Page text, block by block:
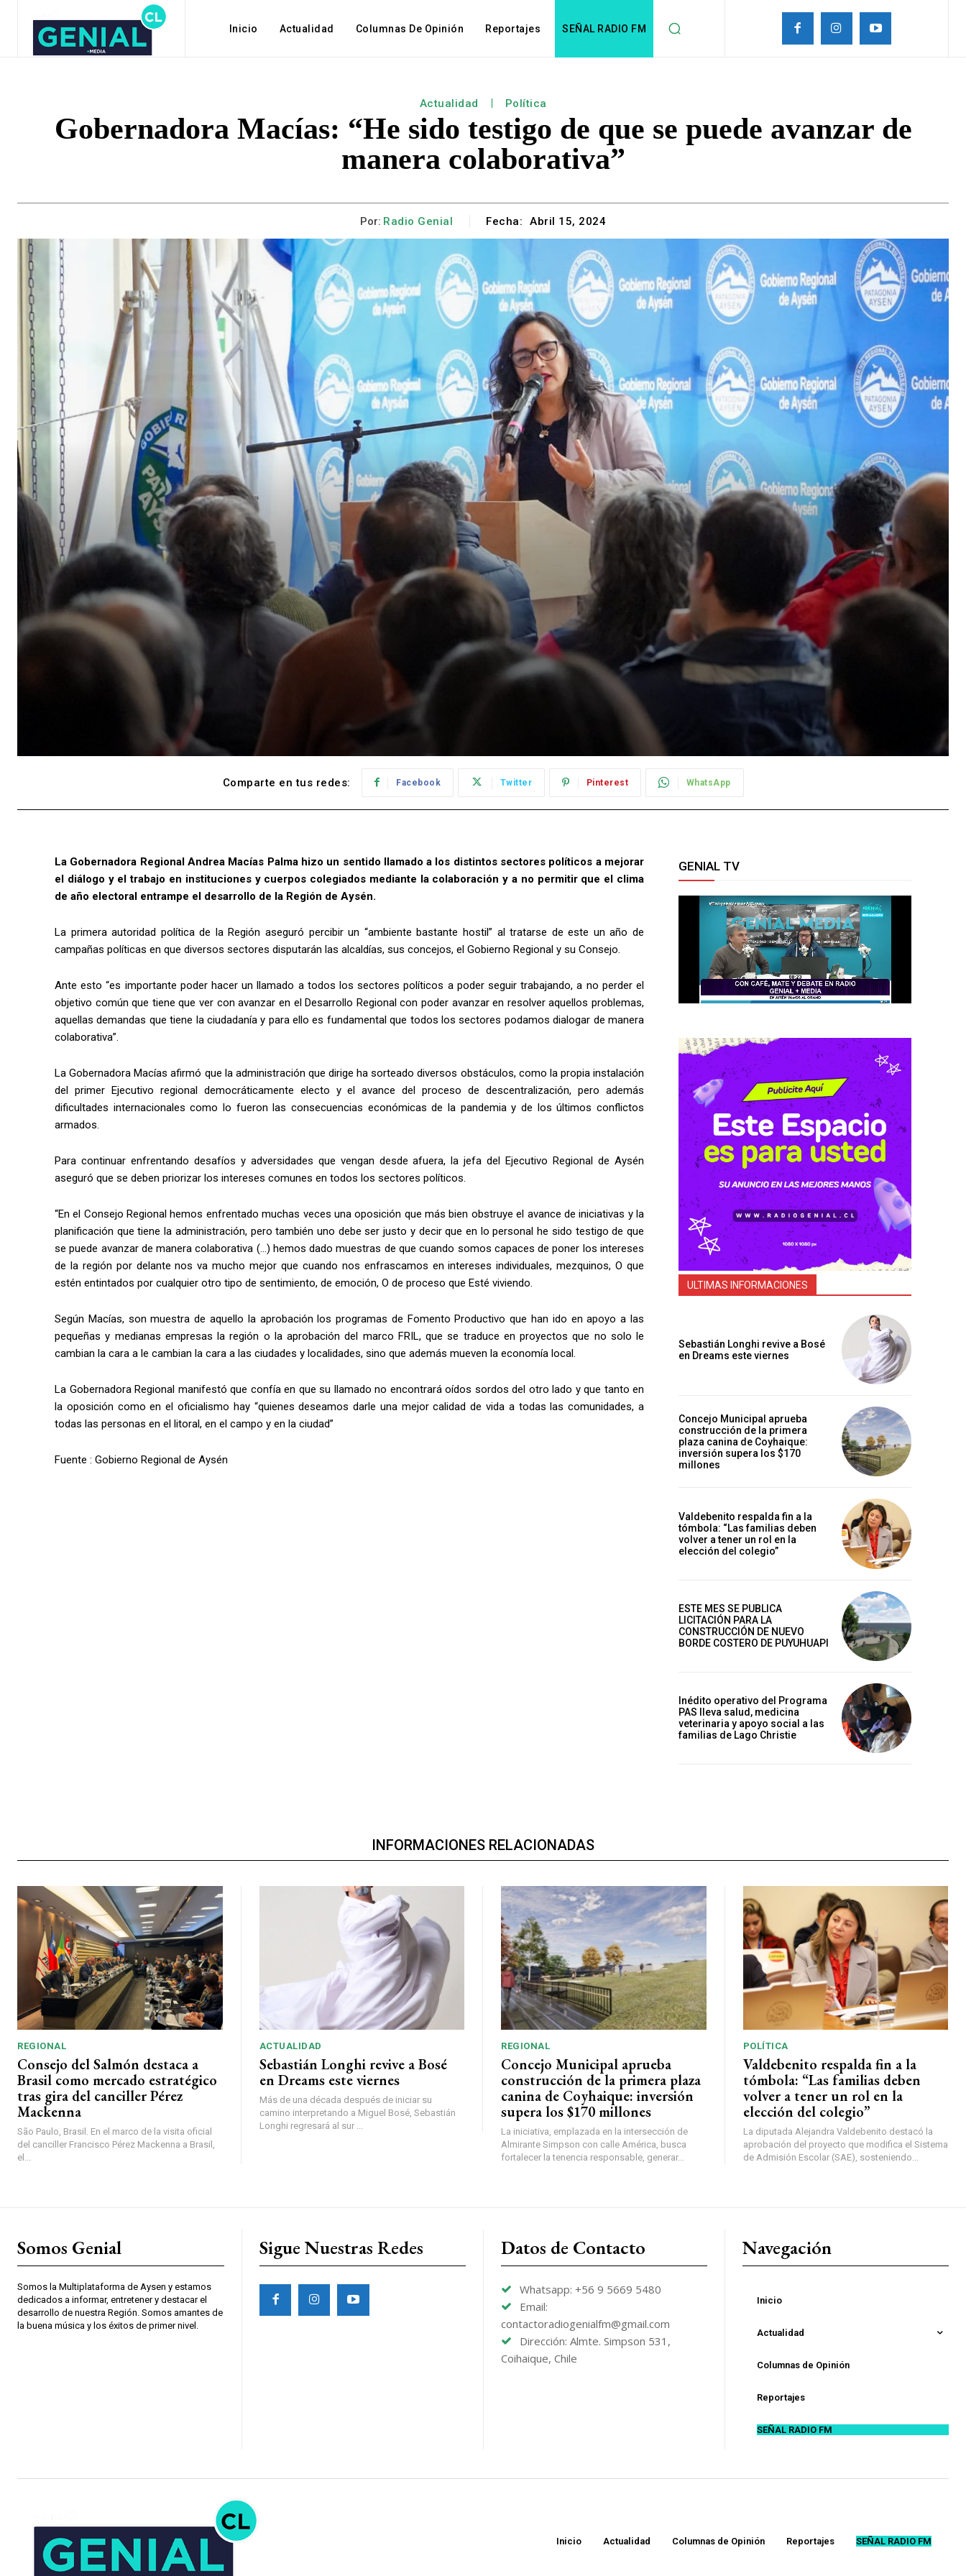
Inicio Actualidad Columnas De Opinión Reportajes SEÑAL RADIO FM
Actualidad Política
Gobernadora Macías: “He sido testigo de que se puede avanzar de
manera colaborativa”
Por: Radio Genial Fecha: Abril 15, 2024
Comparte en tus redes: Facebook Twitter Pinterest WhatsApp
La Gobernadora Regional Andrea Macías Palma hizo un sentido llamado a los distintos sectores políticos a mejorar
el diálogo y el trabajo en instituciones y cuerpos colegiados mediante la colaboración y a no permitir que el clima
de año electoral entrampe el desarrollo de la Región de Aysén.
La primera autoridad política de la Región aseguró percibir un “ambiente bastante hostil” al tratarse de este un año de
campañas políticas en que diversos sectores disputarán las alcaldías, sus concejos, el Gobierno Regional y su Consejo.
Ante esto “es importante poder hacer un llamado a todos los sectores políticos a poder seguir trabajando, a no perder el
objetivo común que tiene que ver con avanzar en el Desarrollo Regional con poder avanzar en resolver aquellos problemas,
aquellas demandas que tiene la ciudadanía y para ello es fundamental que todos los sectores podamos dialogar de manera
colaborativa”.
La Gobernadora Macías afirmó que la administración que dirige ha sorteado diversos obstáculos, como la propia instalación
del primer Ejecutivo regional democráticamente electo y el avance del proceso de descentralización, pero además
dificultades internacionales como lo fueron las consecuencias económicas de la pandemia y de los últimos conflictos
armados.
Para continuar enfrentando desafíos y adversidades que vengan desde afuera, la jefa del Ejecutivo Regional de Aysén
aseguró que se deben priorizar los intereses comunes en todos los sectores políticos.
“En el Consejo Regional hemos enfrentado muchas veces una oposición que más bien obstruye el avance de iniciativas y la
planificación que tiene la administración, pero también uno debe ser justo y decir que en lo personal he sido testigo de que
se puede avanzar de manera colaborativa (…) hemos dado muestras de que cuando somos capaces de poner los intereses
de la región por delante nos va mucho mejor que cuando nos enfrascamos en intereses individuales, mezquinos, O que
estén entintados por cualquier otro tipo de sentimiento, de emoción, O de proceso que Esté viviendo.
Según Macías, son muestra de aquello la aprobación los programas de Fomento Productivo que han ido en apoyo a las
pequeñas y medianas empresas la región o la aprobación del marco FRIL, que se traduce en proyectos que no solo le
cambian la cara a le cambian la cara a las ciudades y localidades, sino que además mueven la economía local.
La Gobernadora Regional manifestó que confía en que su llamado no encontrará oídos sordos del otro lado y que tanto en
la oposición como en el oficialismo hay “quienes deseamos darle una mejor calidad de vida a todas las comunidades, a
todas las personas en el litoral, en el campo y en la ciudad”
Fuente : Gobierno Regional de Aysén
GENIAL TV
ULTIMAS INFORMACIONES
Sebastián Longhi revive a Bosé
en Dreams este viernes
Concejo Municipal aprueba
construcción de la primera
plaza canina de Coyhaique:
inversión supera los $170
millones
Valdebenito respalda fin a la
tómbola: “Las familias deben
volver a tener un rol en la
elección del colegio”
ESTE MES SE PUBLICA
LICITACIÓN PARA LA
CONSTRUCCIÓN DE NUEVO
BORDE COSTERO DE PUYUHUAPI
Inédito operativo del Programa
PAS lleva salud, medicina
veterinaria y apoyo social a las
familias de Lago Christie
INFORMACIONES RELACIONADAS
REGIONAL
Consejo del Salmón destaca a
Brasil como mercado estratégico
tras gira del canciller Pérez
Mackenna
São Paulo, Brasil. En el marco de la visita oficial
del canciller Francisco Pérez Mackenna a Brasil,
el...
ACTUALIDAD
Sebastián Longhi revive a Bosé
en Dreams este viernes
Más de una década después de iniciar su
camino interpretando a Miguel Bosé, Sebastián
Longhi regresará al sur ...
REGIONAL
Concejo Municipal aprueba
construcción de la primera plaza
canina de Coyhaique: inversión
supera los $170 millones
La iniciativa, emplazada en la intersección de
Almirante Simpson con calle América, busca
fortalecer la tenencia responsable, generar...
POLÍTICA
Valdebenito respalda fin a la
tómbola: “Las familias deben
volver a tener un rol en la
elección del colegio”
La diputada Alejandra Valdebenito destacó la
aprobación del proyecto que modifica el Sistema
de Admisión Escolar (SAE), sosteniendo...
Somos Genial
Somos la Multiplataforma de Aysen y estamos
dedicados a informar, entretener y destacar el
desarrollo de nuestra Región. Somos amantes de
la buena música y los éxitos de primer nivel.
Sigue Nuestras Redes Datos de Contacto
Whatsapp: +56 9 5669 5480
Email:
contactoradiogenialfm@gmail.com
Dirección: Almte. Simpson 531,
Coihaique, Chile
Navegación
Inicio
Actualidad
Columnas de Opinión
Reportajes
SEÑAL RADIO FM
Inicio Actualidad Columnas de Opinión Reportajes SEÑAL RADIO FM